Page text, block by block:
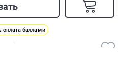
оплата баллами